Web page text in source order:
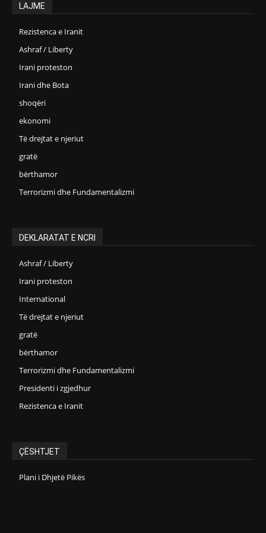
LAJME
Rezistenca e Iranit
Ashraf / Liberty
Irani proteston
Irani dhe Bota
shoqëri
ekonomi
Të drejtat e njeriut
gratë
bërthamor
Terrorizmi dhe Fundamentalizmi
DEKLARATAT E NCRI
Ashraf / Liberty
Irani proteston
International
Të drejtat e njeriut
gratë
bërthamor
Terrorizmi dhe Fundamentalizmi
Presidenti i zgjedhur
Rezistenca e Iranit
ÇËSHTJET
Plani i Dhjetë Pikës